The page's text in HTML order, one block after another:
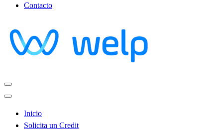
Contacto
Inicio
Solicita un Credit